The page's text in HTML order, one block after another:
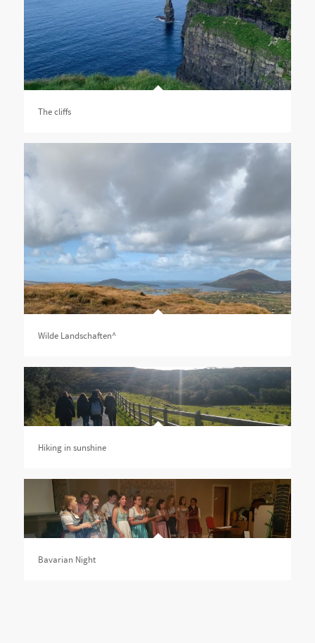
The cliffs
Wilde Landschaften^
Hiking in sunshine
Bavarian Night